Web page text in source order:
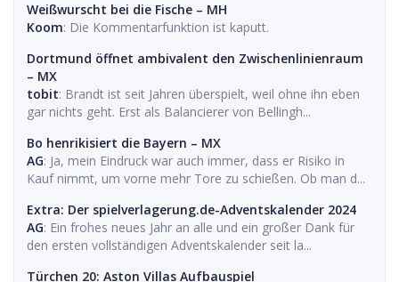
Weißwurscht bei die Fische – MH
Koom: Die Kommentarfunktion ist kaputt.
Dortmund öffnet ambivalent den Zwischenlinienraum
– MX
tobit: Brandt ist seit Jahren überspielt, weil ohne ihn eben
gar nichts geht. Erst als Balancierer von Bellingh...
Bo henrikisiert die Bayern – MX
AG: Ja, mein Eindruck war auch immer, dass er Risiko in
Kauf nimmt, um vorne mehr Tore zu schießen. Ob man d...
Extra: Der spielverlagerung.de-Adventskalender 2024
AG: Ein frohes neues Jahr an alle und ein großer Dank für
den ersten vollständigen Adventskalender seit la...
Türchen 20: Aston Villas Aufbauspiel